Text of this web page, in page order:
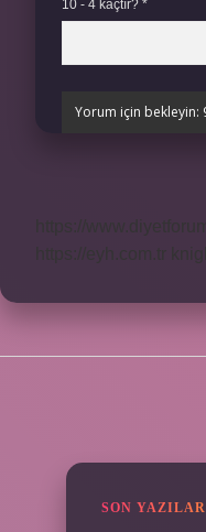
10 - 4 kaçtır? *
SON YAZILAR